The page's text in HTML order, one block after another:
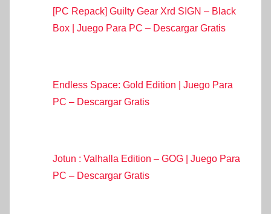
[PC Repack] Guilty Gear Xrd SIGN – Black
Box | Juego Para PC – Descargar Gratis
Endless Space: Gold Edition | Juego Para
PC – Descargar Gratis
Jotun : Valhalla Edition – GOG | Juego Para
PC – Descargar Gratis